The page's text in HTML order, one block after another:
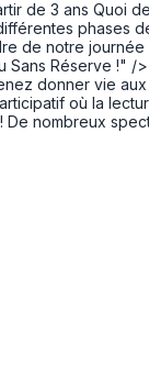
de 3 ans Quoi
phases
notre journée
Sans Réserve !" />
donner vie
où la
nombreux